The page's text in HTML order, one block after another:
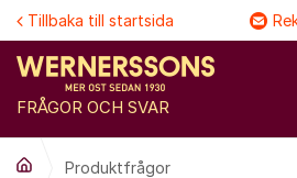
Hoppa till innehåll
FRÅGOR OCH SVAR
Tillbaka till startsida
Produktfrågor